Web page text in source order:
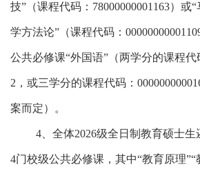
技”（课程代码： 78000000001163）或
学方法论”（课程代码：
公共必修课“外国语” （两学分的课程代
2 ，或三学分的课程代码：
案而定）。
4、 全体2026级全日制 教育硕士生
4门校级公共必修课，其中“教育原理”“